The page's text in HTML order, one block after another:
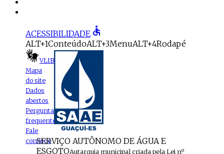
ACESSIBILIDADE accessible
ALT+1ConteúdoALT+3MenuALT+4Rodapé
VLIBRAS
Mapa
do site
Dados
abertos
Perguntas
frequentes
Fale
conosco
SERVIÇO AUTÔNOMO DE ÁGUA E
ESGOTOAutarquia municipal criada pela Lei nº